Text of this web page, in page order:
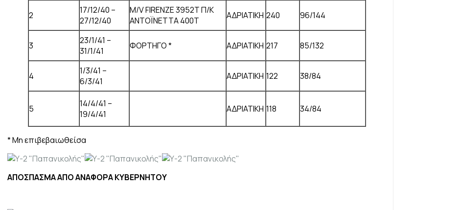
2
17/12/40 –
27/12/40
Μ/V FIRENZE 3952T Π/Κ
ΑΝΤΟΪΝΕΤΤΑ 400Τ
ΑΔΡΙΑΤΙΚΗ 240 96/144
3
23/1/41 –
31/1/41
ΦΟΡΤΗΓΟ * ΑΔΡΙΑΤΙΚΗ 217 85/132
4
1/3/41 –
6/3/41
ΑΔΡΙΑΤΙΚΗ 122 38/84
5
14/4/41 –
19/4/41
ΑΔΡΙΑΤΙΚΗ 118 34/84
* Μη επιβεβαιωθείσα
ΑΠΟΣΠΑΣΜΑ ΑΠΟ ΑΝΑΦΟΡΑ ΚΥΒΕΡΝΗΤΟΥ